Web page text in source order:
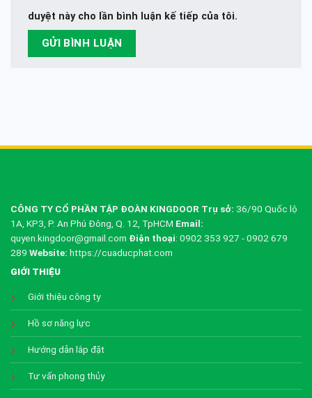
duyệt này cho lần bình luận kế tiếp của tôi.
CÔNG TY CỔ PHẦN TẬP ĐOÀN KINGDOOR Trụ sở: 36/90 Quốc lộ
1A, KP3, P. An Phú Đông, Q. 12, TpHCM Email:
quyen.kingdoor@gmail.com Điện thoại: 0902 353 927 - 0902 679
289 Website: https://cuaducphat.com
GIỚI THIỆU
Giới thiệu công ty
Hồ sơ năng lực
Hướng dẫn lắp đặt
Tư vấn phong thủy